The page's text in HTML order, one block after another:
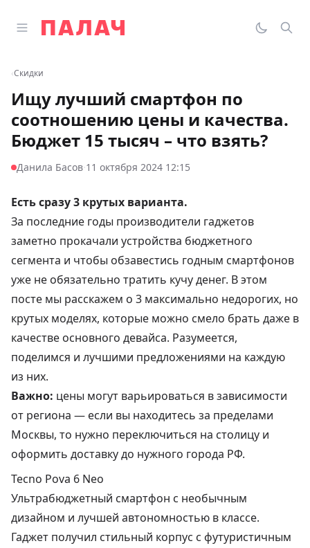
Открыть главное меню
Палач
‹Скидки
Ищу лучший смартфон по
соотношению цены и качества.
Бюджет 15 тысяч – что взять?
Данила Басов·11 октября 2024 12:15
Есть сразу 3 крутых варианта.
За последние годы производители гаджетов
заметно прокачали устройства бюджетного
сегмента и чтобы обзавестись годным смартфонов
уже не обязательно тратить кучу денег. В этом
посте мы расскажем о 3 максимально недорогих, но
крутых моделях, которые можно смело брать даже в
качестве основного девайса. Разумеется,
поделимся и лучшими предложениями на каждую
из них.
Важно: цены могут варьироваться в зависимости
от региона — если вы находитесь за пределами
Москвы, то нужно переключиться на столицу и
оформить доставку до нужного города РФ.
Tecno Pova 6 Neo
Ультрабюджетный смартфон с необычным
дизайном и лучшей автономностью в классе.
Гаджет получил стильный корпус с футуристичным